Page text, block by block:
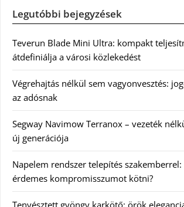
Legutóbbi bejegyzések
Teverun Blade Mini Ultra: kompakt
átdefiniálja a városi közlekedést
Végrehajtás nélkül sem vagyonvesztés:
az adósnak
Segway Navimow Terranox – vezeték
új generációja
Napelem rendszer telepítés
érdemes kompromisszumot kötni?
Tenyésztett gyöngy karkötő: örök